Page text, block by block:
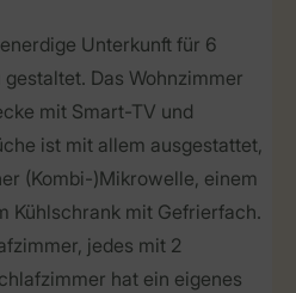
Unterkunft für 6
Das Wohnzimmer
mit Smart-TV und
ist mit allem ausgestattet,
(Kombi-)Mikrowelle, einem
Kühlschrank mit Gefrierfach.
jedes mit 2
hat ein eigenes